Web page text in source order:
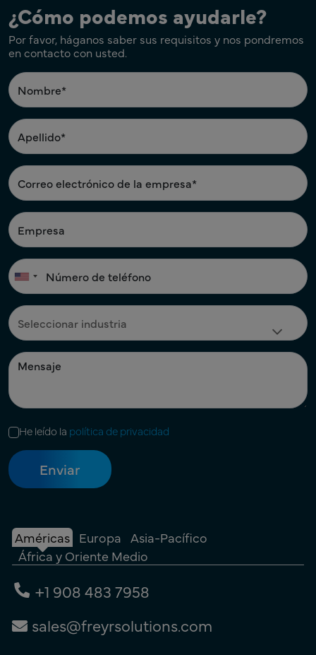
¿Cómo podemos ayudarle?
Por favor, háganos saber sus requisitos y nos pondremos
en contacto con usted.
He leído la política de privacidad
Américas Europa Asia-Pacífico
África y Oriente Medio
+1 908 483 7958
sales@freyrsolutions.com